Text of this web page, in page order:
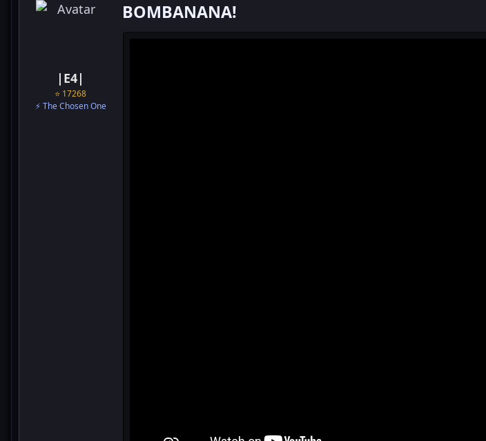
|E4|
⭐ 17268
⚡ The Chosen One
BOMBANANA!